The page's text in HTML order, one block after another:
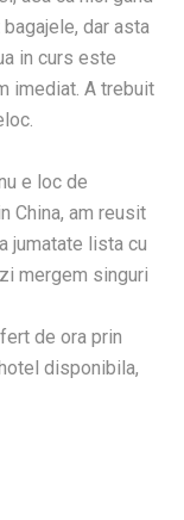
dar asta
in curs este
imediat. A trebuit
e loc de
China, am reusit
jumatate lista cu
mergem singuri
de ora prin
disponibila,